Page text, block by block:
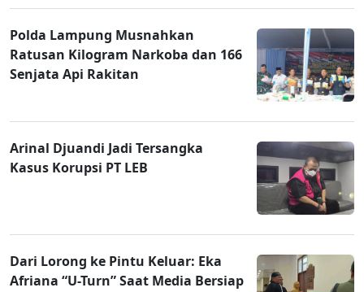
Polda Lampung Musnahkan
Ratusan Kilogram Narkoba dan 166
Senjata Api Rakitan
Arinal Djuandi Jadi Tersangka
Kasus Korupsi PT LEB
Dari Lorong ke Pintu Keluar: Eka
Afriana “U-Turn” Saat Media Bersiap